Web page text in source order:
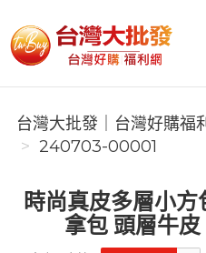
台灣大批發｜台灣好購福利
台灣大批發｜台灣好購福
240703-00001
時尚真皮多層小方
拿包 頭層牛